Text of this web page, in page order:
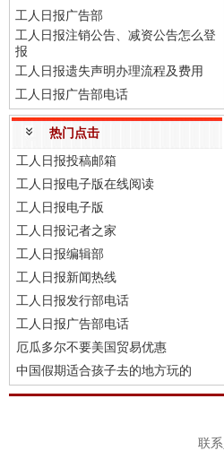
工人日报广告部
工人日报注销公告、减资公告怎么登
报
工人日报遗失声明办理流程及费用
工人日报广告部电话
热门点击
工人日报投稿邮箱
工人日报电子版在线阅读
工人日报电子版
工人日报记者之家
工人日报编辑部
工人日报新闻热线
工人日报发行部电话
工人日报广告部电话
厄瓜多尔不要美国贸易优惠
中国假期适合孩子去的地方玩的
联